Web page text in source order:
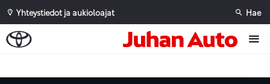
Yhteystiedot ja aukioloajat Hae